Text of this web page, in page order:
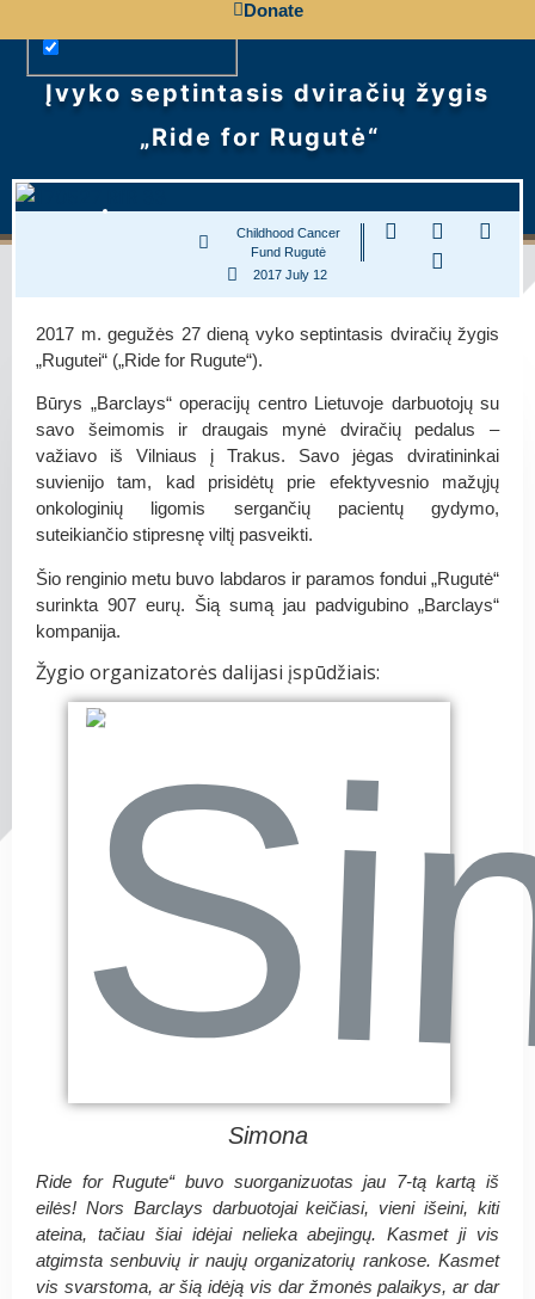
Donate
Įvyko septintasis dviračių žygis
„Ride for Rugutė“
Childhood Cancer
Fund Rugutė
2017 July 12
2017 m. gegužės 27 dieną vyko septintasis dviračių žygis
„Rugutei“ („Ride for Rugute“).
Būrys „Barclays“ operacijų centro Lietuvoje darbuotojų su
savo šeimomis ir draugais mynė dviračių pedalus –
važiavo iš Vilniaus į Trakus. Savo jėgas dviratininkai
suvienijo tam, kad prisidėtų prie efektyvesnio mažųjų
onkologinių ligomis sergančių pacientų gydymo,
suteikiančio stipresnę viltį pasveikti.
Šio renginio metu buvo labdaros ir paramos fondui „Rugutė“
surinkta 907 eurų. Šią sumą jau padvigubino „Barclays“
kompanija.
Žygio organizatorės dalijasi įspūdžiais:
Simona
Ride for Rugute“ buvo suorganizuotas jau 7-tą kartą iš
eilės! Nors Barclays darbuotojai keičiasi, vieni išeini, kiti
ateina, tačiau šiai idėjai nelieka abejingų. Kasmet ji vis
atgimsta senbuvių ir naujų organizatorių rankose. Kasmet
vis svarstoma, ar šią idėją vis dar žmonės palaikys, ar dar